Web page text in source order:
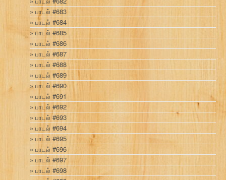
பாடல் #683
பாடல் #684
பாடல் #685
பாடல் #686
பாடல் #687
பாடல் #688
பாடல் #689
பாடல் #690
பாடல் #691
பாடல் #692
பாடல் #693
பாடல் #694
பாடல் #695
பாடல் #696
பாடல் #697
பாடல் #698